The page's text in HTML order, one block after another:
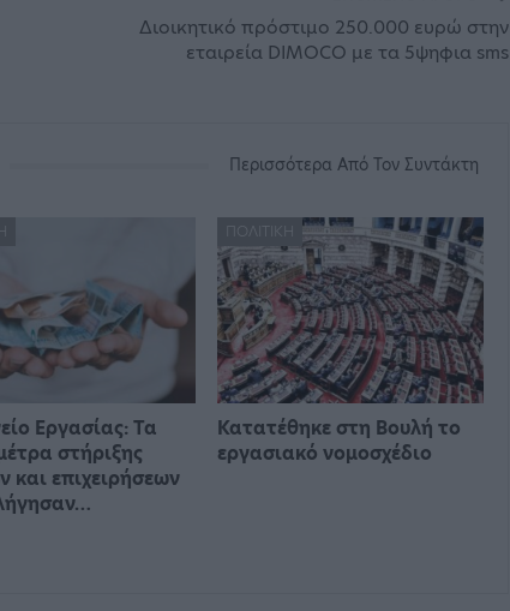
Διοικητικό πρόστιμο 250.000 ευρώ στην
εταιρεία DIMOCO με τα 5ψηφια sms
Περισσότερα Από Τον Συντάκτη
Εργασίας: Τα
στήριξης
και επιχειρήσεων
ΠΟΛΙΤΙΚΉ
Κατατέθηκε στη Βουλή το
εργασιακό νομοσχέδιο